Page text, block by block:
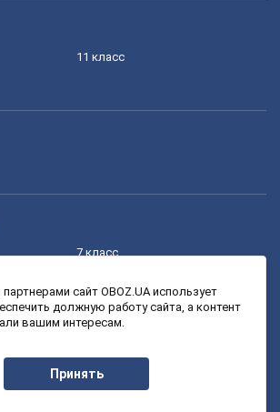
11 класс
7 класс
9 класс
сайт OBOZ.UA использует
должную работу сайта, а контент
вашим интересам.
Принять